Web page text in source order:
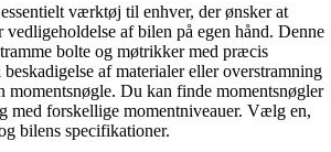
værktøj til enhver, der ønsker at
vedligeholdelse af bilen på egen hånd. Denne
bolte og møtrikker med præcis
af materialer eller overstramning
momentsnøgle. Du kan finde momentsnøgler
med forskellige momentniveauer. Vælg en,
bilens specifikationer.